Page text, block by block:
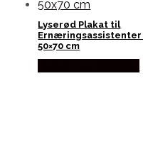
Lyserød Plakat til
Ernæringsassistenter
50×70 cm